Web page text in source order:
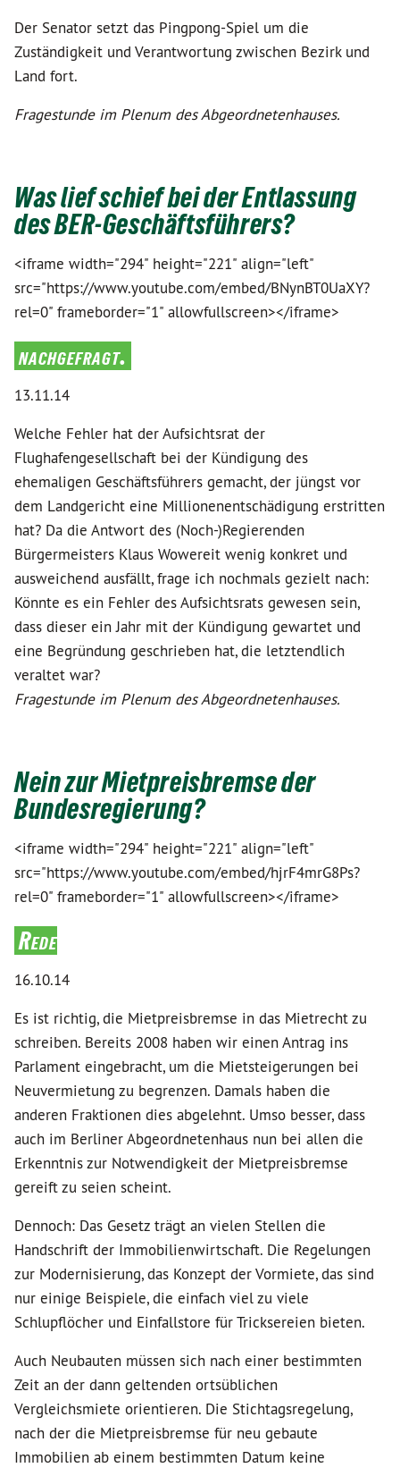
Der Senator setzt das Pingpong-Spiel um die
Zuständigkeit und Verantwortung zwischen Bezirk und
Land fort.
Fragestunde im Plenum des Abgeordnetenhauses.
Was lief schief bei der Entlassung
des BER-Geschäftsführers?
<iframe width="294" height="221" align="left"
src="https://www.youtube.com/embed/BNynBT0UaXY?
rel=0" frameborder="1" allowfullscreen></iframe>
nachgefragt.
13.11.14
Welche Fehler hat der Aufsichtsrat der
Flughafengesellschaft bei der Kündigung des
ehemaligen Geschäftsführers gemacht, der jüngst vor
dem Landgericht eine Millionenentschädigung erstritten
hat? Da die Antwort des (Noch-)Regierenden
Bürgermeisters Klaus Wowereit wenig konkret und
ausweichend ausfällt, frage ich nochmals gezielt nach:
Könnte es ein Fehler des Aufsichtsrats gewesen sein,
dass dieser ein Jahr mit der Kündigung gewartet und
eine Begründung geschrieben hat, die letztendlich
veraltet war?
Fragestunde im Plenum des Abgeordnetenhauses.
Nein zur Mietpreisbremse der
Bundesregierung?
<iframe width="294" height="221" align="left"
src="https://www.youtube.com/embed/hjrF4mrG8Ps?
rel=0" frameborder="1" allowfullscreen></iframe>
Rede
16.10.14
Es ist richtig, die Mietpreisbremse in das Mietrecht zu
schreiben. Bereits 2008 haben wir einen Antrag ins
Parlament eingebracht, um die Mietsteigerungen bei
Neuvermietung zu begrenzen. Damals haben die
anderen Fraktionen dies abgelehnt. Umso besser, dass
auch im Berliner Abgeordnetenhaus nun bei allen die
Erkenntnis zur Notwendigkeit der Mietpreisbremse
gereift zu seien scheint.
Dennoch: Das Gesetz trägt an vielen Stellen die
Handschrift der Immobilienwirtschaft. Die Regelungen
zur Modernisierung, das Konzept der Vormiete, das sind
nur einige Beispiele, die einfach viel zu viele
Schlupflöcher und Einfallstore für Tricksereien bieten.
Auch Neubauten müssen sich nach einer bestimmten
Zeit an der dann geltenden ortsüblichen
Vergleichsmiete orientieren. Die Stichtagsregelung,
nach der die Mietpreisbremse für neu gebaute
Immobilien ab einem bestimmten Datum keine